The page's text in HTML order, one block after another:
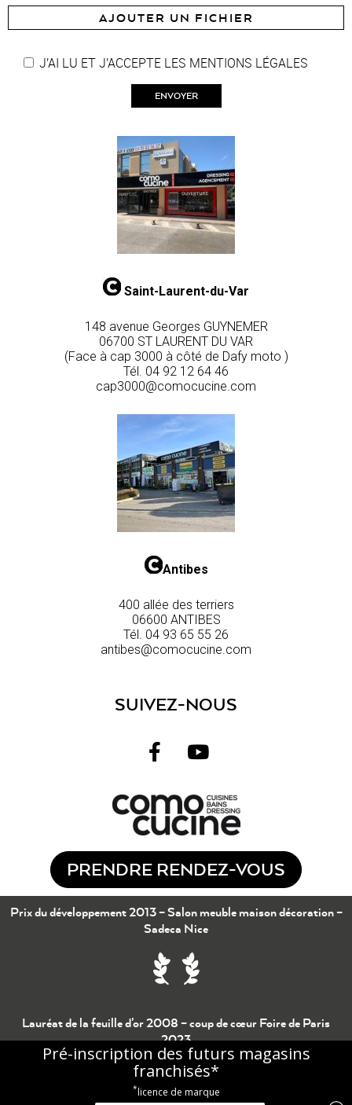
AJOUTER UN FICHIER
J'AI LU ET J'ACCEPTE LES MENTIONS LÉGALES
Saint-Laurent-du-Var
148 avenue Georges GUYNEMER
06700 ST LAURENT DU VAR
(Face à cap 3000 à côté de Dafy moto )
Tél. 04 92 12 64 46
cap3000@comocucine.com
Antibes
400 allée des terriers
06600 ANTIBES
Tél. 04 93 65 55 26
antibes@comocucine.com
SUIVEZ-NOUS
PRENDRE RENDEZ-VOUS
Prix du développement 2013 – Salon meuble maison décoration –
Sadeca Nice
Lauréat de la feuille d’or 2008 – coup de cœur Foire de Paris
2023
© 2017 – 2022 – Como Cucine –Mentions légales–
Pré-inscription des futurs magasins
franchisés*
*licence de marque